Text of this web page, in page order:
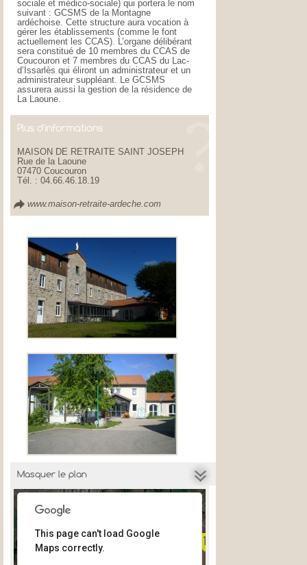
sociale et médico-sociale) qui portera le nom
suivant : GCSMS de la Montagne
ardéchoise. Cette structure aura vocation à
gérer les établissements (comme le font
actuellement les CCAS). L’organe délibérant
sera constitué de 10 membres du CCAS de
Coucouron et 7 membres du CCAS du Lac-
d’Issarlès qui éliront un administrateur et un
administrateur suppléant. Le GCSMS
assurera aussi la gestion de la résidence de
La Laoune.
Plus d'informations
MAISON DE RETRAITE SAINT JOSEPH
Rue de la Laoune
07470 Coucouron
Tél. : 04.66.46.18.19
www.maison-retraite-ardeche.com
Masquer le plan
For development purposes only
This page can't load Google
Maps correctly.